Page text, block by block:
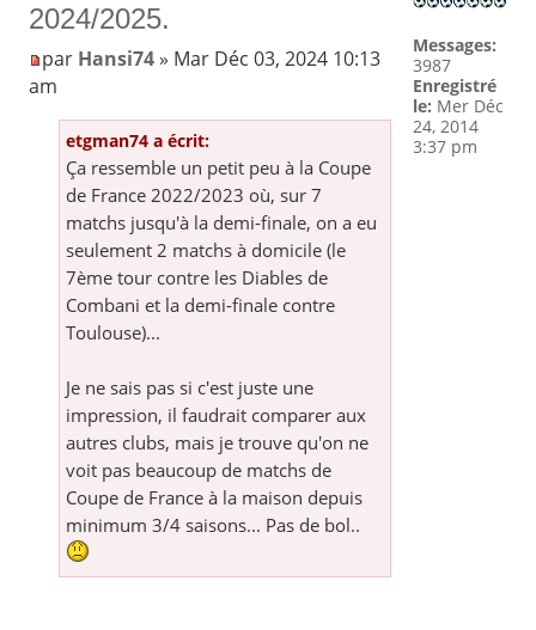
2024/2025.
par Hansi74» Mar Déc 03, 2024 10:13
am
etgman74 a écrit:
Ça ressemble un petit peu à la Coupe
de France 2022/2023 où, sur 7
matchs jusqu'à la demi-finale, on a eu
seulement 2 matchs à domicile (le
7ème tour contre les Diables de
Combani et la demi-finale contre
Toulouse)...
Je ne sais pas si c'est juste une
impression, il faudrait comparer aux
autres clubs, mais je trouve qu'on ne
voit pas beaucoup de matchs de
Coupe de France à la maison depuis
minimum 3/4 saisons... Pas de bol..
Messages:
3987
Enregistré
le: Mer Déc
24, 2014
3:37 pm